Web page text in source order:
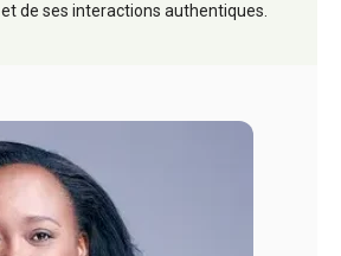
et de ses interactions authentiques.